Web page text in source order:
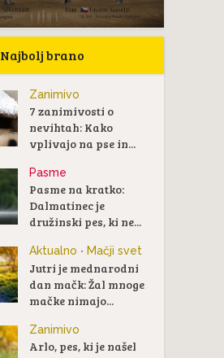
Najbolj brano
Zanimivo
7 zanimivosti o
nevihtah: Kako
vplivajo na pse in...
Pasme
Pasme na kratko:
Dalmatinec je
družinski pes, ki ne...
Aktualno • Mačji svet
Jutri je mednarodni
dan mačk: Žal mnoge
mačke nimajo...
Zanimivo
Arlo, pes, ki je našel